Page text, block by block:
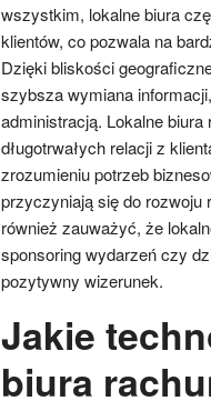
wszystkim, lokalne biura
klientów, co pozwala na
Dzięki bliskości
szybsza wymiana
administracją. Lokalne
długotrwałych relacji z
zrozumieniu potrzeb
przyczyniają się do rozwoju
również zauważyć, że
sponsoring wydarzeń czy
pozytywny wizerunek.
Jakie
biura